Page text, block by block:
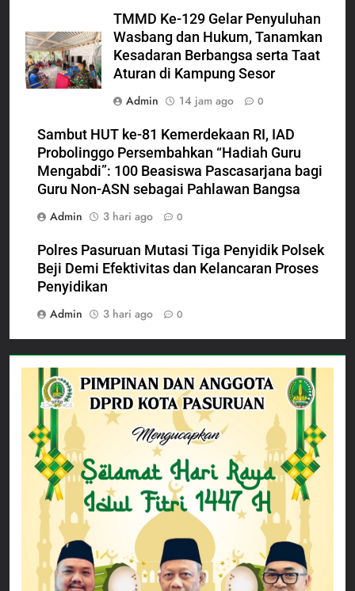
TMMD Ke-129 Gelar Penyuluhan
Wasbang dan Hukum, Tanamkan
Kesadaran Berbangsa serta Taat
Aturan di Kampung Sesor
Admin
14 jam ago 0
Sambut HUT ke-81 Kemerdekaan RI, IAD
Probolinggo Persembahkan “Hadiah Guru
Mengabdi”: 100 Beasiswa Pascasarjana bagi
Guru Non-ASN sebagai Pahlawan Bangsa
Admin
3 hari ago 0
Polres Pasuruan Mutasi Tiga Penyidik Polsek
Beji Demi Efektivitas dan Kelancaran Proses
Penyidikan
Admin
3 hari ago 0